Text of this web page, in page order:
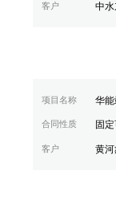
客户 中
项目名称 华能
合同性质 固
客户 黄河